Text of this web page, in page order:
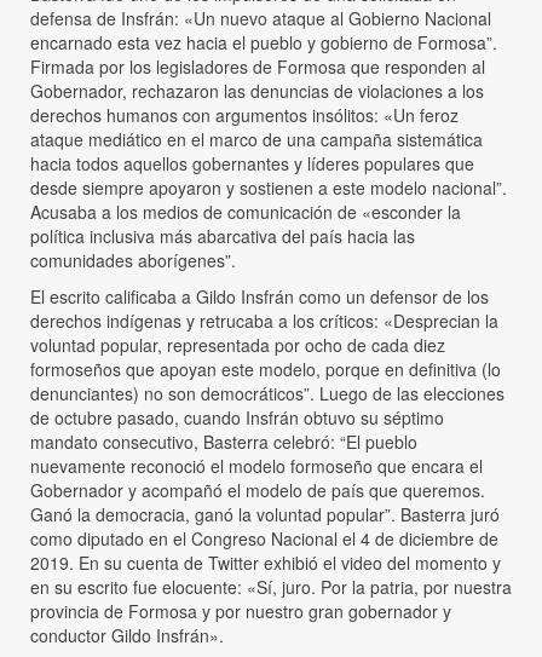
defensa de Insfrán: «Un nuevo ataque al Gobierno Nacional
encarnado esta vez hacia el pueblo y gobierno de Formosa”.
Firmada por los legisladores de Formosa que responden al
Gobernador, rechazaron las denuncias de violaciones a los
derechos humanos con argumentos insólitos: «Un feroz
ataque mediático en el marco de una campaña sistemática
hacia todos aquellos gobernantes y líderes populares que
desde siempre apoyaron y sostienen a este modelo nacional”.
Acusaba a los medios de comunicación de «esconder la
política inclusiva más abarcativa del país hacia las
comunidades aborígenes”.
El escrito calificaba a Gildo Insfrán como un defensor de los
derechos indígenas y retrucaba a los críticos: «Desprecian la
voluntad popular, representada por ocho de cada diez
formoseños que apoyan este modelo, porque en definitiva (lo
denunciantes) no son democráticos”. Luego de las elecciones
de octubre pasado, cuando Insfrán obtuvo su séptimo
mandato consecutivo, Basterra celebró: “El pueblo
nuevamente reconoció el modelo formoseño que encara el
Gobernador y acompañó el modelo de país que queremos.
Ganó la democracia, ganó la voluntad popular”. Basterra juró
como diputado en el Congreso Nacional el 4 de diciembre de
2019. En su cuenta de Twitter exhibió el video del momento y
en su escrito fue elocuente: «Sí, juro. Por la patria, por nuestra
provincia de Formosa y por nuestro gran gobernador y
conductor Gildo Insfrán».